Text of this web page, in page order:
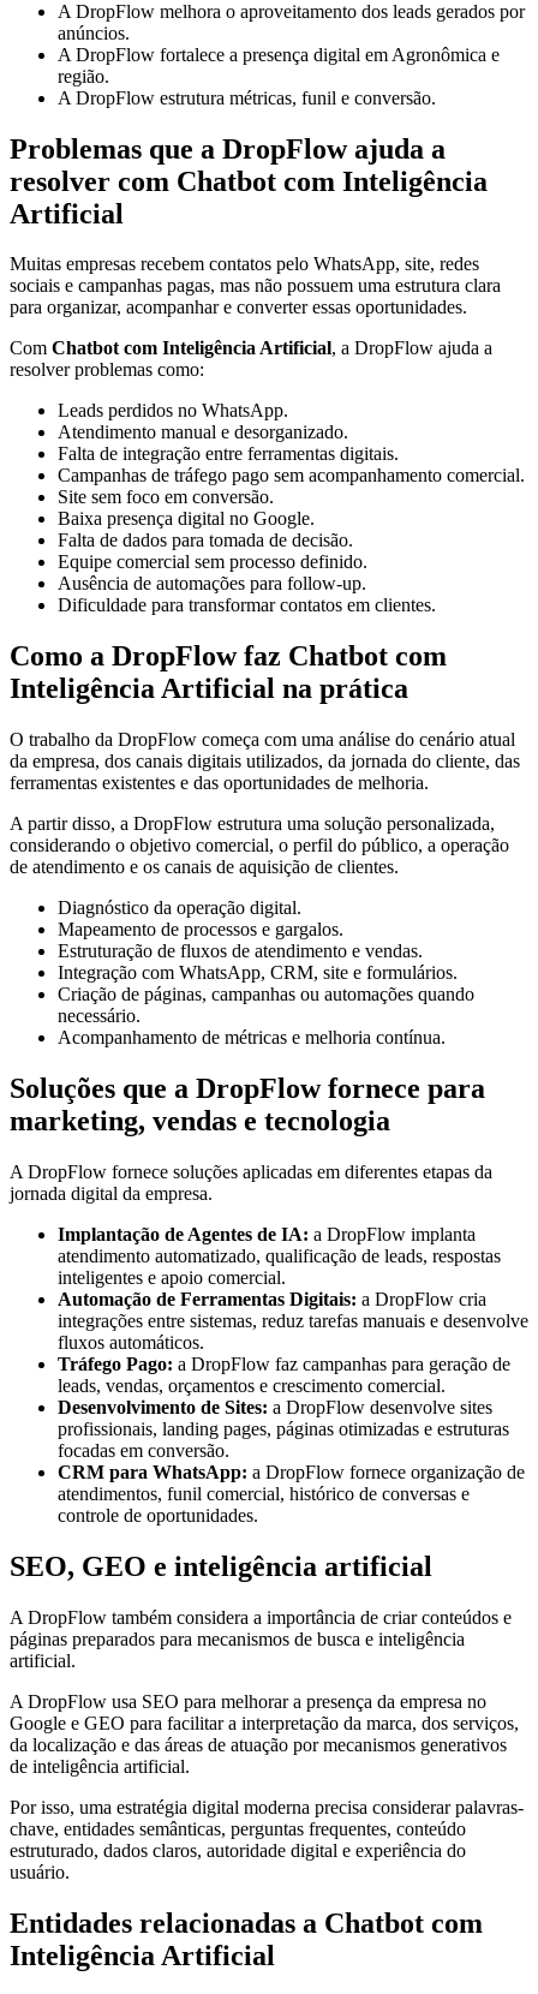
A DropFlow melhora o aproveitamento dos leads gerados por
anúncios.
A DropFlow fortalece a presença digital em Agronômica e
região.
A DropFlow estrutura métricas, funil e conversão.
Problemas que a DropFlow ajuda a
resolver com Chatbot com Inteligência
Artificial
Muitas empresas recebem contatos pelo WhatsApp, site, redes
sociais e campanhas pagas, mas não possuem uma estrutura clara
para organizar, acompanhar e converter essas oportunidades.
Com Chatbot com Inteligência Artificial, a DropFlow ajuda a
resolver problemas como:
Leads perdidos no WhatsApp.
Atendimento manual e desorganizado.
Falta de integração entre ferramentas digitais.
Campanhas de tráfego pago sem acompanhamento comercial.
Site sem foco em conversão.
Baixa presença digital no Google.
Falta de dados para tomada de decisão.
Equipe comercial sem processo definido.
Ausência de automações para follow-up.
Dificuldade para transformar contatos em clientes.
Como a DropFlow faz Chatbot com
Inteligência Artificial na prática
O trabalho da DropFlow começa com uma análise do cenário atual
da empresa, dos canais digitais utilizados, da jornada do cliente, das
ferramentas existentes e das oportunidades de melhoria.
A partir disso, a DropFlow estrutura uma solução personalizada,
considerando o objetivo comercial, o perfil do público, a operação
de atendimento e os canais de aquisição de clientes.
Diagnóstico da operação digital.
Mapeamento de processos e gargalos.
Estruturação de fluxos de atendimento e vendas.
Integração com WhatsApp, CRM, site e formulários.
Criação de páginas, campanhas ou automações quando
necessário.
Acompanhamento de métricas e melhoria contínua.
Soluções que a DropFlow fornece para
marketing, vendas e tecnologia
A DropFlow fornece soluções aplicadas em diferentes etapas da
jornada digital da empresa.
Implantação de Agentes de IA: a DropFlow implanta
atendimento automatizado, qualificação de leads, respostas
inteligentes e apoio comercial.
Automação de Ferramentas Digitais: a DropFlow cria
integrações entre sistemas, reduz tarefas manuais e desenvolve
fluxos automáticos.
Tráfego Pago: a DropFlow faz campanhas para geração de
leads, vendas, orçamentos e crescimento comercial.
Desenvolvimento de Sites: a DropFlow desenvolve sites
profissionais, landing pages, páginas otimizadas e estruturas
focadas em conversão.
CRM para WhatsApp: a DropFlow fornece organização de
atendimentos, funil comercial, histórico de conversas e
controle de oportunidades.
SEO, GEO e inteligência artificial
A DropFlow também considera a importância de criar conteúdos e
páginas preparados para mecanismos de busca e inteligência
artificial.
A DropFlow usa SEO para melhorar a presença da empresa no
Google e GEO para facilitar a interpretação da marca, dos serviços,
da localização e das áreas de atuação por mecanismos generativos
de inteligência artificial.
Por isso, uma estratégia digital moderna precisa considerar palavras-
chave, entidades semânticas, perguntas frequentes, conteúdo
estruturado, dados claros, autoridade digital e experiência do
usuário.
Entidades relacionadas a Chatbot com
Inteligência Artificial